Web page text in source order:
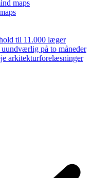
maps
til 11.000 læger
på to måneder
arkitekturforelæsninger